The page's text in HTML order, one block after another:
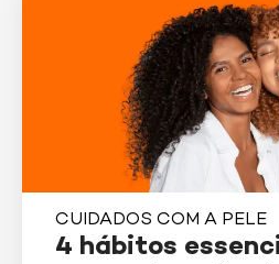
CUIDADOS COM A PELE
4 hábitos